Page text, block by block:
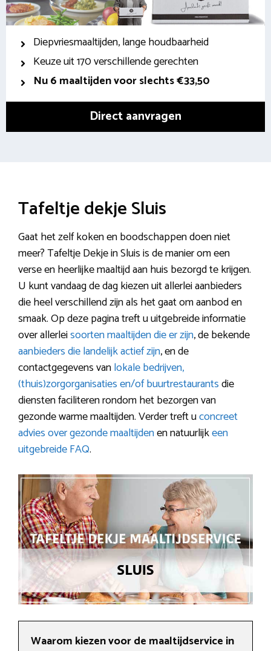
Diepvriesmaaltijden, lange houdbaarheid
Keuze uit 170 verschillende gerechten
Nu 6 maaltijden voor slechts €33,50
Direct aanvragen
Tafeltje dekje Sluis
Gaat het zelf koken en boodschappen doen niet
meer? Tafeltje Dekje in Sluis is de manier om een
verse en heerlijke maaltijd aan huis bezorgd te krijgen.
U kunt vandaag de dag kiezen uit allerlei aanbieders
die heel verschillend zijn als het gaat om aanbod en
smaak. Op deze pagina treft u uitgebreide informatie
over allerleisoorten maaltijden die er zijn, de bekende
aanbieders die landelijk actief zijn, en de
contactgegevens vanlokale bedrijven,
(thuis)zorgorganisaties en/of buurtrestaurantsdie
diensten faciliteren rondom het bezorgen van
gezonde warme maaltijden. Verder treft uconcreet
advies over gezonde maaltijdenen natuurlijkeen
uitgebreide FAQ.
Waarom kiezen voor de maaltijdservice in